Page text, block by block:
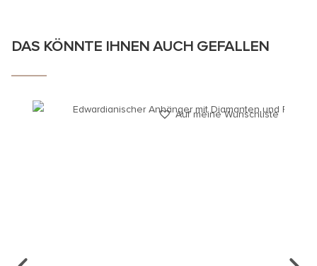
DAS KÖNNTE IHNEN AUCH GEFALLEN
Auf meine Wunschliste